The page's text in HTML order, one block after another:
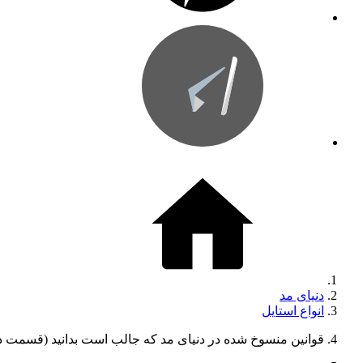
دنیای مد
انواع استایل
قوانین منسوخ شده در دنیای مد که جالب است بدانید (قسمت